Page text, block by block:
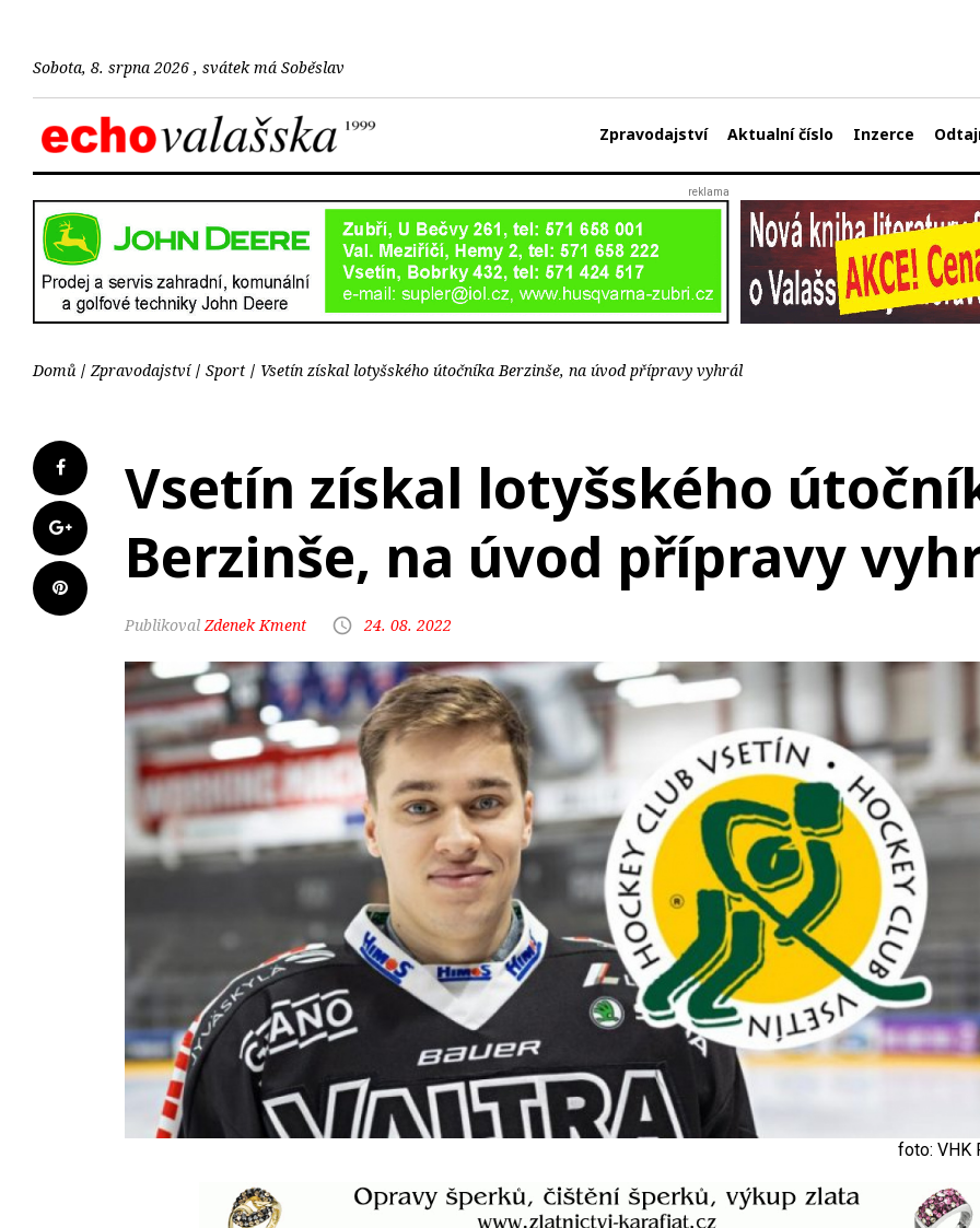
Sobota, 8. srpna 2026 , svátek má Soběslav
Zpravodajství Aktualní číslo Inzerce
Domů Zpravodajství Sport Vsetín získal lotyšského útočníka Berzinše, na úvod přípravy vyhrál
Vsetín získal lotyšského
Berzinše, na úvod přípravy
Zdenek Kment 24. 08. 2022
foto: VHK